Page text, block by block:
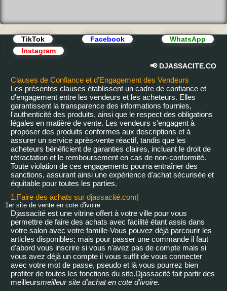
[N°1001]
55000 cfa
LE KENTÉ
(AUTREMENT
NOMMÉ KITA), LE
PAGNE AKAN
FEMMES 2 PAGNES
[N°1000]
30000 cfa
LE KENTÉ OU KITA
MON FILS EST A
PARIS, LE PAGNE
AKAN FEMME 4
PAGNES
[N°999]
60000 cfa
LE KENTÉ
(AUTREMENT
NOMMÉ KITA), LE
PAGNE AKAN
FEMME 3 PAGNES
TikTok Facebook
WhatsApp
Instagram
📢 DJASSACITE.COM
Clauses de Confiance et d’Engagement des Vendeurs
Les présentes clauses établissent un cadre de confiance et
d'engagement entre les vendeurs et les acheteurs. Elles
garantissent la transparence des informations fournies,
l'authenticité des produits, ainsi que le respect des obligations
légales en matière de vente. Les vendeurs s'engagent à
proposer des produits conformes aux descriptions et à
assurer un service après-vente réactif, tandis que les
acheteurs bénéficient de garanties claires, incluant le droit de
rétractation et le remboursement en cas de non-conformité.
Toute violation de ces engagements pourra entraîner des
sanctions, assurant ainsi une expérience d'achat sécurisée et
équitable pour toutes les parties.
1.Faire des achats sur djassacité.com|
1er site de vente en cote d'ivoire
Djassacité est une vitrine offert à votre ville pour vous
permettre de faire des achats avec facilité étant assis dans
votre salon avec votre famille-Vous pouvez déjà parcourir les
articles disponibles; mais pour passer une commande il faut
d'abord vous inscrire si vous n'avez pas de compte mais si
vous avez déjà un compte il vous suffit de vous connecter
avec votre mot de passe, pseudo et là vous pourrez bien
profiter de toutes les fonctions du site.Djassacité fait partir des
meilleursmeilleur site d'achat en cote d'ivoire.